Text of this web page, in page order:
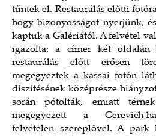
tűntek el. Restaurálás előtti
hogy bizonyosságot nyerjünk,
kaptuk a Galériától. A felvétel
igazolta: a címer két oldalán
restaurálás előtt erősen
megegyeztek a kassai fotón
díszítésének középrésze
során pótolták, emiatt
megegyezett a Gerevich-
felvételen szereplővel. A park